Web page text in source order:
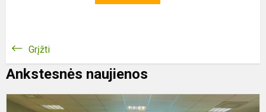
Grįžti
Ankstesnės naujienos